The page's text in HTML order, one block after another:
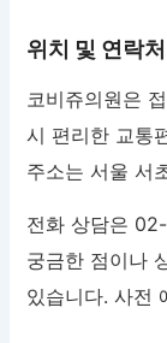
위치 및 연락처
코비쥬의원은
시 편리한 교통
주소는 서울 서
전화 상담은
궁금한 점이나
있습니다. 사전